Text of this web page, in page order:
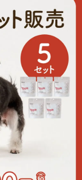
縮果汁、マルトデキスト
たっぷり！北海道産昆
イヤ酵素や乳酸菌、食物
整えます。 【チーズパ
イヤ末、マイタケ子実体
歩をサポートするカル
プ。コラーゲンペプチド
維持や、愛犬の元気をサ
シュポテトパウダー、
ルコサミン、ホワイト
分 4.0% 4.9% 5.6%
脂肪 9.7% 1.6% 14.4%
5.0% 12.4% 2.9% リ
40g 熱量
40g 内容量 40g×1
から2年。 パウチの口
避けて保存し、開封後は